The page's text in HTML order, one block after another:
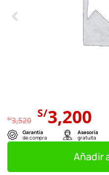
S/3,520 El
precio
original
era:
S/3,520.
S/3,200
Garantía
de compra
Asesoría
gratuita
Añadir